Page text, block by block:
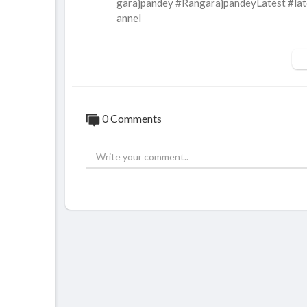
garajpandey #RangarajpandeyLatest
annel
Politics, Social issues, Science , Culture,
0 Comments